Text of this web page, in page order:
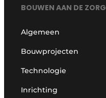
BOUWEN AAN DE ZORG
Algemeen
Bouwprojecten
Technologie
Inrichting